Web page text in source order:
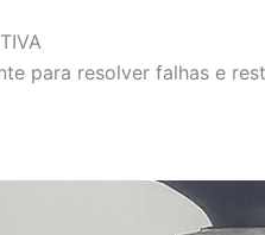
para resolver falhas e